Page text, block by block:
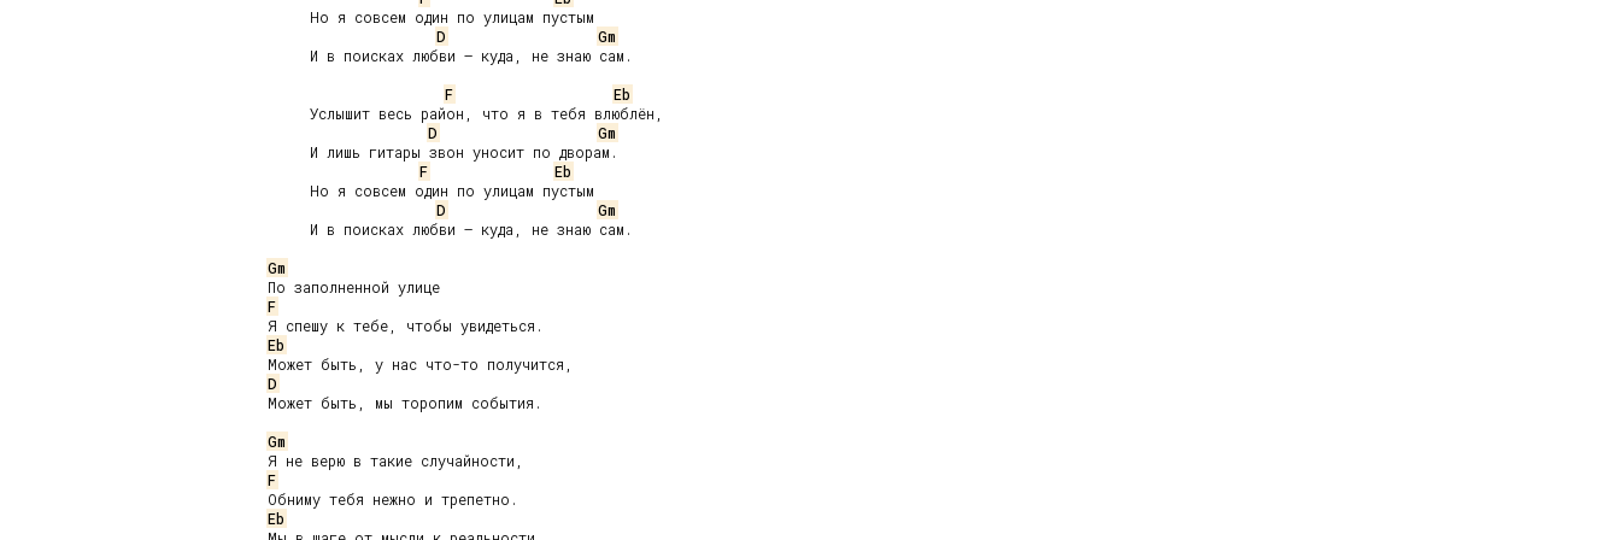
     Но я совсем один по улицам пустым
D
Gm
     И в поисках любви – куда, не знаю сам.
F
Eb
     Услышит весь район, что я в тебя влюблён,
D
Gm
     И лишь гитары звон уносит по дворам.
F
Eb
     Но я совсем один по улицам пустым
D
Gm
     И в поисках любви – куда, не знаю сам.
Gm
F
Eb
D
Может быть, мы торопим события.
Gm
F
Eb